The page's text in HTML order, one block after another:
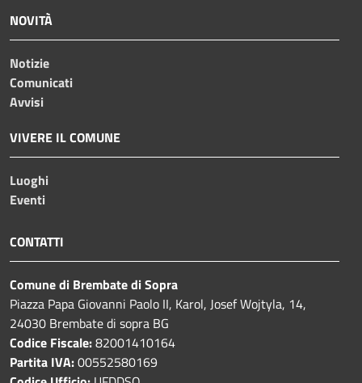
NOVITÀ
Notizie
Comunicati
Avvisi
VIVERE IL COMUNE
Luoghi
Eventi
CONTATTI
Comune di Brembate di Sopra
Piazza Papa Giovanni Paolo II, Karol, Josef Wojtyla, 14,
24030 Brembate di sopra BG
Codice Fiscale:82001410164
Partita IVA:00552580169